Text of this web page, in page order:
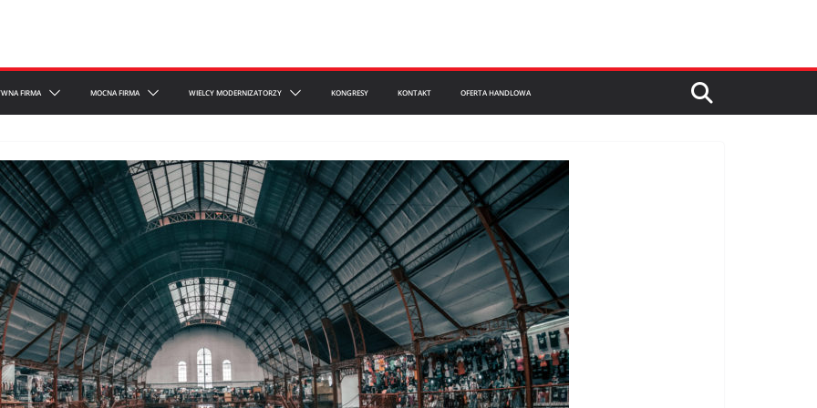
FIRMA MOCNA FIRMA WIELCY MODERNIZATORZY KONGRESY KONTAKT OFERTA HANDLOWA